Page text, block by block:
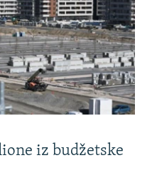
iz budžetske